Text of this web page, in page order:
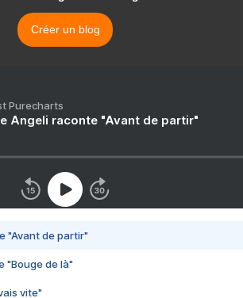
Créer un blog
Purecharts
Angeli raconte "Avant de partir"
"Avant de partir"
"Bouge de là"
vite"